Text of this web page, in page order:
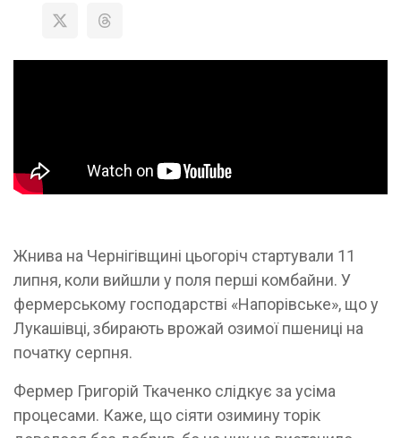
Жнива на Чернігівщині цьогоріч стартували 11
липня, коли вийшли у поля перші комбайни. У
фермерському господарстві «Напорівське», що у
Лукашівці, збирають врожай озимої пшениці на
початку серпня.
Фермер Григорій Ткаченко слідкує за усіма
процесами. Каже, що сіяти озимину торік